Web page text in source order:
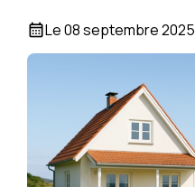
calendar_monthLe08 septembre 2025